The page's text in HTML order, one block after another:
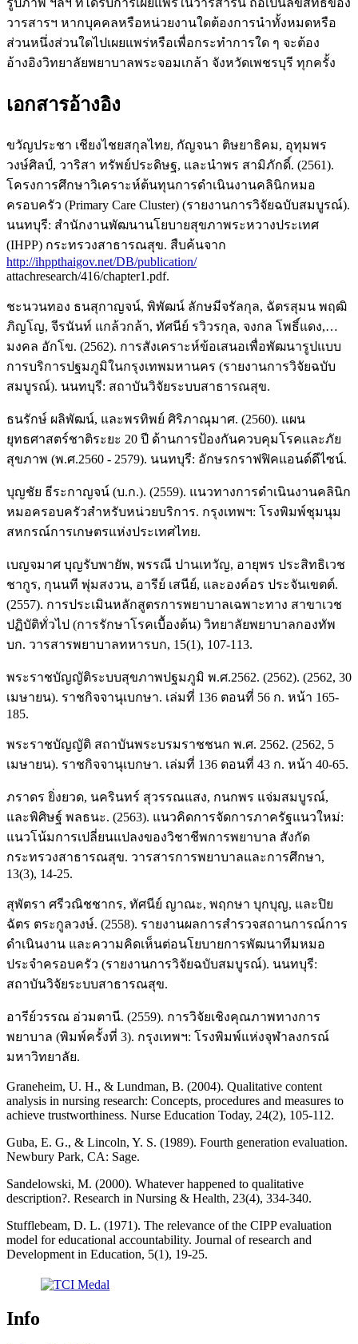
วารสารฯ หากบุคคลหรือหน่วยงานใดต้องการนำทั้งหมดหรือ
ส่วนหนึ่งส่วนใดไปเผยแพร่หรือเพื่อกระทำการใด ๆ จะต้อง
อ้างอิงวิทยาลัยพยาบาลพระจอมเกล้า จังหวัดเพชรบุรี ทุกครั้ง
เอกสารอ้างอิง
ขวัญประชา เชียงไชยสกุลไทย, กัญจนา ติษยาธิคม, อุทุมพร
วงษ์ศิลป์, วาริสา ทรัพย์ประดิษฐ, และนำพร สามิภักดิ์. (2561).
โครงการศึกษาวิเคราะห์ต้นทุนการดำเนินงานคลินิกหมอ
ครอบครัว (Primary Care Cluster) (รายงานการวิจัยฉบับสมบูรณ์).
นนทบุรี: สำนักงานพัฒนานโยบายสุขภาพระหวางประเทศ
(IHPP) กระทรวงสาธารณสุข. สืบค้นจาก
http://ihppthaigov.net/DB/publication/
attachresearch/416/chapter1.pdf.
ชะนวนทอง ธนสุกาญจน์, พิพัฒน์ ลักษมีจรัลกุล, ฉัตรสุมน พฤฒิ
ภิญโญ, จีรนันท์ แกล้วกล้า, ทัศนีย์ รวิวรกุล, จงกล โพธิ์แดง,…
มงคล อักโข. (2562). การสังเคราะห์ข้อเสนอเพื่อพัฒนารูปแบบ
การบริการปฐมภูมิในกรุงเทพมหานคร (รายงานการวิจัยฉบับ
สมบูรณ์). นนทบุรี: สถาบันวิจัยระบบสาธารณสุข.
ธนรักษ์ ผลิพัฒน์, และพรทิพย์ ศิริภาณุมาศ. (2560). แผน
ยุทธศาสตร์ชาติระยะ 20 ปี ด้านการป้องกันควบคุมโรคและภัย
สุขภาพ (พ.ศ.2560 - 2579). นนทบุรี: อักษรกราฟฟิคแอนด์ดีไซน์.
บุญชัย ธีระกาญจน์ (บ.ก.). (2559). แนวทางการดำเนินงานคลินิก
หมอครอบครัวสำหรับหน่วยบริการ. กรุงเทพฯ: โรงพิมพ์ชุมนุม
สหกรณ์การเกษตรแห่งประเทศไทย.
เบญจมาศ บุญรับพายัพ, พรรณี ปานเทวัญ, อายุพร ประสิทธิเวช
ชากูร, กุนนที พุ่มสงวน, อารีย์ เสนีย์, และองค์อร ประจันเขตต์.
(2557). การประเมินหลักสูตรการพยาบาลเฉพาะทาง สาขาเวช
ปฏิบัติทั่วไป (การรักษาโรคเบื้องต้น) วิทยาลัยพยาบาลกองทัพ
บก. วารสารพยาบาลทหารบก, 15(1), 107-113.
พระราชบัญญัติระบบสุขภาพปฐมภูมิ พ.ศ.2562. (2562). (2562, 30
เมษายน). ราชกิจจานุเบกษา. เล่มที่ 136 ตอนที่ 56 ก. หน้า 165-
185.
พระราชบัญญัติ สถาบันพระบรมราชชนก พ.ศ. 2562. (2562, 5
เมษายน). ราชกิจจานุเบกษา. เล่มที่ 136 ตอนที่ 43 ก. หน้า 40-65.
ภราดร ยิ่งยวด, นครินทร์ สุวรรณแสง, กนกพร แจ่มสมบูรณ์,
และพิศิษฐ์ พลธนะ. (2563). แนวคิดการจัดการภาครัฐแนวใหม่:
แนวโน้มการเปลี่ยนแปลงของวิชาชีพการพยาบาล สังกัด
กระทรวงสาธารณสุข. วารสารการพยาบาลและการศึกษา,
13(3), 14-25.
สุพัตรา ศรีวณิชชากร, ทัศนีย์ ญาณะ, พฤกษา บุกบุญ, และปิย
ฉัตร ตระกูลวงษ์. (2558). รายงานผลการสำรวจสถานการณ์การ
ดำเนินงาน และความคิดเห็นต่อนโยบายการพัฒนาทีมหมอ
ประจำครอบครัว (รายงานการวิจัยฉบับสมบูรณ์). นนทบุรี:
สถาบันวิจัยระบบสาธารณสุข.
อารีย์วรรณ อ่วมตานี. (2559). การวิจัยเชิงคุณภาพทางการ
พยาบาล (พิมพ์ครั้งที่ 3). กรุงเทพฯ: โรงพิมพ์แห่งจุฬาลงกรณ์
มหาวิทยาลัย.
Graneheim, U. H., & Lundman, B. (2004). Qualitative content
analysis in nursing research: Concepts, procedures and measures to
achieve trustworthiness. Nurse Education Today, 24(2), 105-112.
Guba, E. G., & Lincoln, Y. S. (1989). Fourth generation evaluation.
Newbury Park, CA: Sage.
Sandelowski, M. (2000). Whatever happened to qualitative
description?. Research in Nursing & Health, 23(4), 334-340.
Stufflebeam, D. L. (1971). The relevance of the CIPP evaluation
model for educational accountability. Journal of research and
Development in Education, 5(1), 19-25.
Info